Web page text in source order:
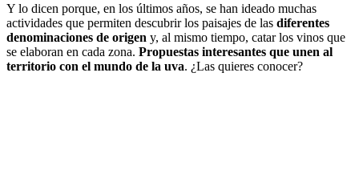
Y lo dicen porque, en los últimos años, se han ideado muchas
actividades que permiten descubrir los paisajes de las diferentes
denominaciones de origen y, al mismo tiempo, catar los vinos que
se elaboran en cada zona. Propuestas interesantes que unen al
territorio con el mundo de la uva. ¿Las quieres conocer?